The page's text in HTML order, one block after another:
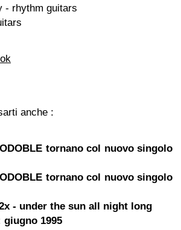
- rhythm guitars
anche :
tornano col nuovo singolo
tornano col nuovo singolo
- under the sun all night long
giugno 1995